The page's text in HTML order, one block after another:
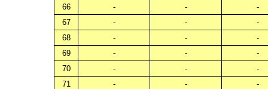
66
- -
-
67
- -
-
68
- -
-
69
- -
-
70
- -
-
71
- -
-